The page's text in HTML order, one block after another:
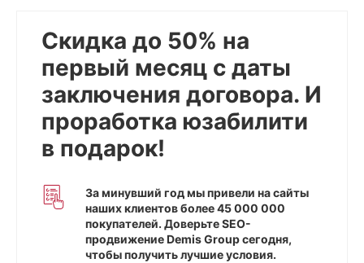
Скидка до 50% на
первый месяц с даты
заключения договора. И
проработка юзабилити
в подарок!
За минувший год мы привели на сайты
наших клиентов более 45 000 000
покупателей. Доверьте SEO-
продвижение Demis Group сегодня,
чтобы получить лучшие условия.